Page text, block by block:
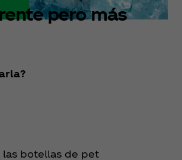
pero más
las botellas de pet